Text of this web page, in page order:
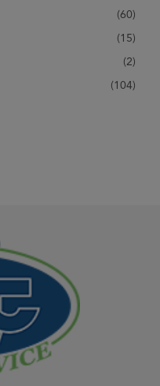
(60)
(15)
(2)
(104)